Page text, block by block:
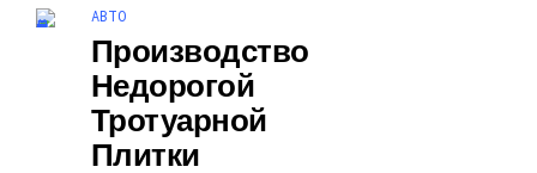
АВТО
Производство
Недорогой
Тротуарной
Плитки